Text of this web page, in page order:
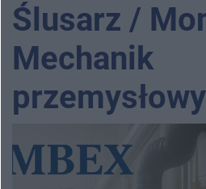
Ślusarz /
Mechanik